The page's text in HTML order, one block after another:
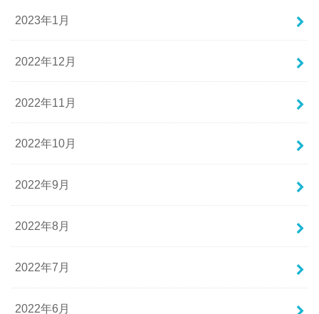
2023年1月
2022年12月
2022年11月
2022年10月
2022年9月
2022年8月
2022年7月
2022年6月